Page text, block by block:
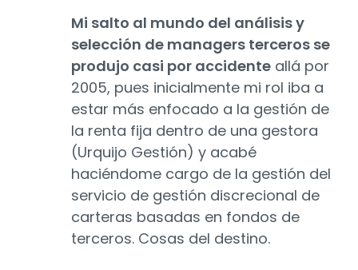
Mi salto al mundo del análisis y
selección de managers terceros se
produjo casi por accidente allá por
2005, pues inicialmente mi rol iba a
estar más enfocado a la gestión de
la renta fija dentro de una gestora
(Urquijo Gestión) y acabé
haciéndome cargo de la gestión del
servicio de gestión discrecional de
carteras basadas en fondos de
terceros. Cosas del destino.